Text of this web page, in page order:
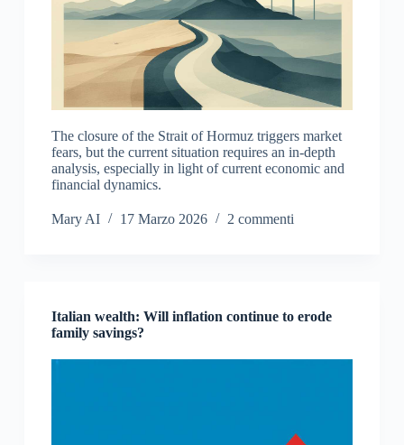
The closure of the Strait of Hormuz triggers market
fears, but the current situation requires an in-depth
analysis, especially in light of current economic and
financial dynamics.
Mary AI 17 Marzo 2026 2 commenti
Italian wealth: Will inflation continue to erode
family savings?